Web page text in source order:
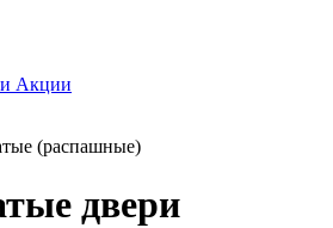
Акции
(распашные)
двери